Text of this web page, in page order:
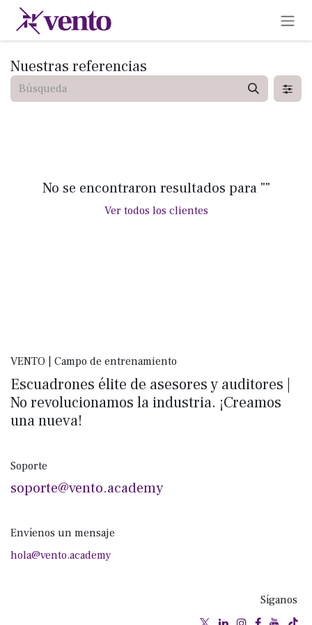
Ir al contenido
Nuestras referencias
No se encontraron resultados para ""
Ver todos los clientes
VENTO | Campo de entrenamiento
Escuadrones élite de asesores y auditores |
No revolucionamos la industria. ¡Creamos
una nueva!
Soporte
soporte@vento.academy
Envíenos un mensaje
hola@vento.academy
Síganos